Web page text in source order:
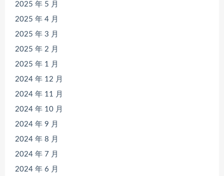
2025 年 5 月
2025 年 4 月
2025 年 3 月
2025 年 2 月
2025 年 1 月
2024 年 12 月
2024 年 11 月
2024 年 10 月
2024 年 9 月
2024 年 8 月
2024 年 7 月
2024 年 6 月